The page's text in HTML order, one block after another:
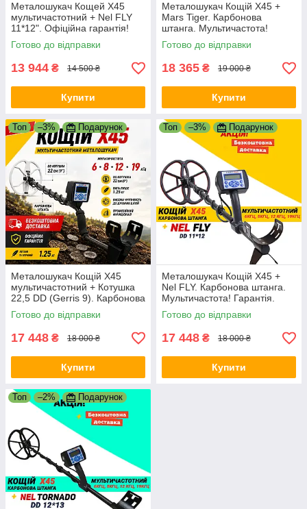
Металошукач Кощей Х45
мультичастотний + Nel FLY
11*12". Офіційна гарантія!
Безкоштовна доставка
Готово до відправки
13 944 ₴ 14 500 ₴
Купити
Металошукач Кощій Х45 +
Mars Tiger. Карбонова
штанга. Мультичастота!
Готово до відправки
18 365 ₴ 19 000 ₴
Купити
Топ –3% Подарунок
Металошукач Кощій Х45
мультичастотний + Котушка
22,5 DD (Gerris 9). Карбонова
штанга. Гарантія.
Безкоштовна доставка
Готово до відправки
17 448 ₴ 18 000 ₴
Купити
Топ –3% Подарунок
Металошукач Кощій Х45 +
Nel FLY. Карбонова штанга.
Мультичастота! Гарантія.
Безкоштовна доставка
Готово до відправки
17 448 ₴ 18 000 ₴
Купити
Топ –2% Подарунок